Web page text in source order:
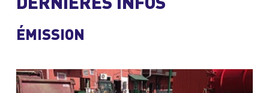
DERNIÈRES INFOS
ÉMISSION